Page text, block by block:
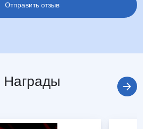
Награды